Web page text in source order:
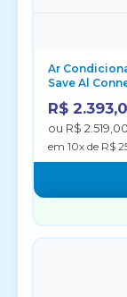
Ar
Save Al
R$
ou R$ 2.519,00
em 10x de R$